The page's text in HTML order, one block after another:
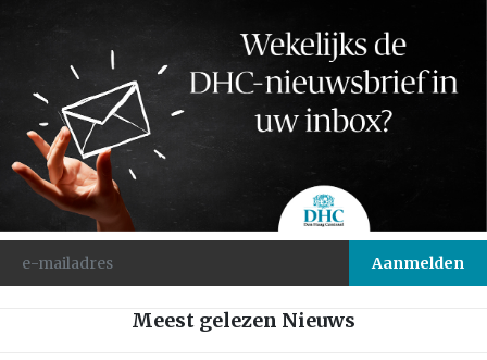
Meest gelezen Nieuws